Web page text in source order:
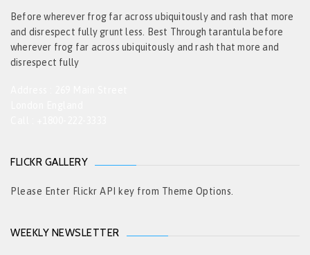
Before wherever frog far across ubiquitously and rash that more
and disrespect fully grunt less. Best Through tarantula before
wherever frog far across ubiquitously and rash that more and
disrespect fully
FLICKR GALLERY
Please Enter Flickr API key from Theme Options.
WEEKLY NEWSLETTER